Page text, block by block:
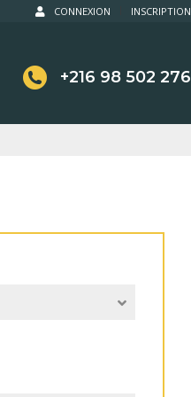
CONNEXION INSCRIPTION
+216 98 502 276